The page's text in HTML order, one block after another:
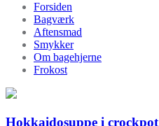
Forsiden
Bagværk
Aftensmad
Smykker
Om bagehjerne
Frokost
Hokkaidosuppe i crockpot